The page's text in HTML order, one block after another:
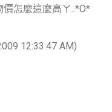
怎麼這麼高ㄚ..*O*
12:33:47 AM)